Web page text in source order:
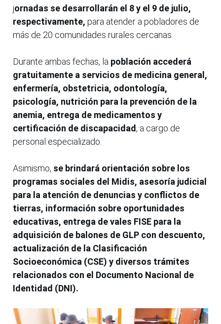
jornadas se desarrollarán el 8 y el 9 de julio,
respectivamente, para atender a pobladores de
más de 20 comunidades rurales cercanas.
Durante ambas fechas, la población accederá
gratuitamente a servicios de medicina general,
enfermería, obstetricia, odontología,
psicología, nutrición para la prevención de la
anemia, entrega de medicamentos y
certificación de discapacidad, a cargo de
personal especializado.
Asimismo, se brindará orientación sobre los
programas sociales del Midis, asesoría judicial
para la atención de denuncias y conflictos de
tierras, información sobre oportunidades
educativas, entrega de vales FISE para la
adquisición de balones de GLP con descuento,
actualización de la Clasificación
Socioeconómica (CSE) y diversos trámites
relacionados con el Documento Nacional de
Identidad (DNI).